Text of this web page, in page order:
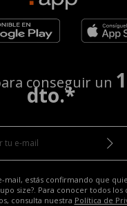
conseguir un
dto.*
mail, estás confirmando que
size?. Para conocer todos los
consulta nuestra Política de